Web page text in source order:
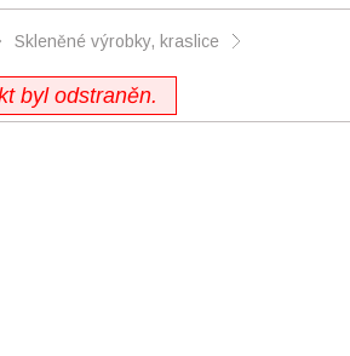
Skleněné výrobky, kraslice
byl odstraněn.